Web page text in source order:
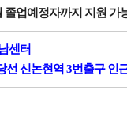
졸업예정자까지 지원 가
센터
선 신논현역 3번출구 인